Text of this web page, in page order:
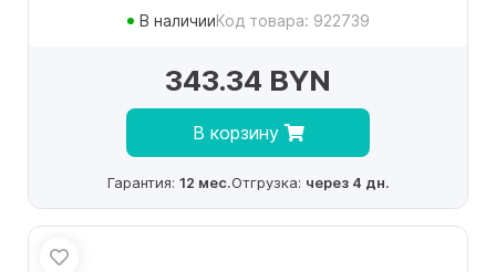
В наличииКод товара: 922739
343.34 BYN
В корзину
Гарантия: 12 мес.Отгрузка: через 4 дн.